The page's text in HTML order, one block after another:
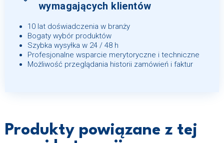
wymagających klientów
10 lat doświadczenia w branży
Bogaty wybór produktów
Szybka wysyłka w 24 / 48 h
Profesjonalne wsparcie merytoryczne i techniczne
Możliwość przeglądania historii zamówień i faktur
Produkty powiązane z tej